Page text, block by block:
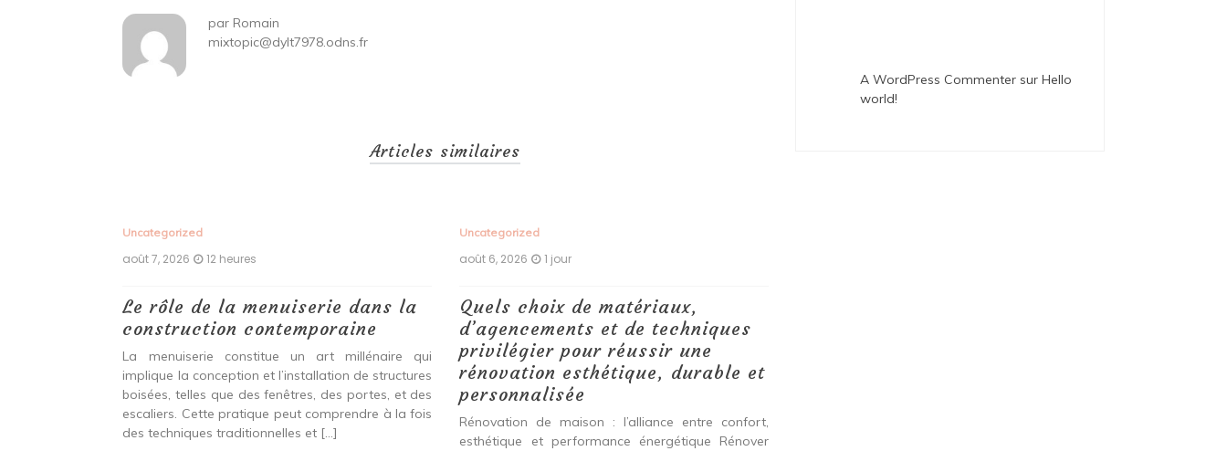
par Romain
mixtopic@dylt7978.odns.fr
Articles similaires
Uncategorized
août 7, 2026 12 heures
Le rôle de la menuiserie dans la
construction contemporaine
La menuiserie constitue un art millénaire qui
implique la conception et l’installation de structures
boisées, telles que des fenêtres, des portes, et des
escaliers. Cette pratique peut comprendre à la fois
des techniques traditionnelles et […]
Uncategorized
août 6, 2026 1 jour
Quels choix de matériaux,
d’agencements et de techniques
privilégier pour réussir une
rénovation esthétique, durable et
personnalisée
Rénovation de maison : l’alliance entre confort,
esthétique et performance énergétique Rénover
A WordPress Commenter surHello
world!